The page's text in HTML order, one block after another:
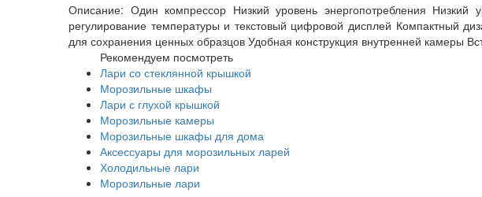
Описание: Один компрессор Низкий уровень энергопотребления
регулирование температуры и текстовый цифровой дисплей Компактный
для сохранения ценных образцов Удобная конструкция внутренней камеры
Рекомендуем посмотреть
Лари со стеклянной крышкой
Морозильные шкафы
Лари с глухой крышкой
Морозильные камеры
Морозильные шкафы для дома
Аксессуары для морозильных ларей
Холодильные лари
Морозильные лари